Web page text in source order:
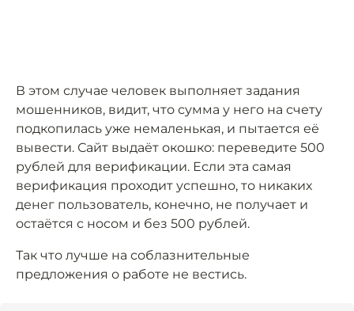
В этом случае человек выполняет задания
мошенников, видит, что сумма у него на счету
подкопилась уже немаленькая, и пытается её
вывести. Сайт выдаёт окошко: переведите 500
рублей для верификации. Если эта самая
верификация проходит успешно, то никаких
денег пользователь, конечно, не получает и
остаётся с носом и без 500 рублей.
Так что лучше на соблазнительные
предложения о работе не вестись.